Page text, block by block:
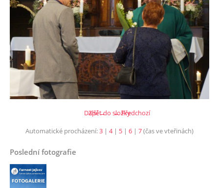
← Předchozí
Další →
Zpět do složky
Automatické procházení:3 | 4| 5 | 6 | 7(čas ve vteřinách)
Poslední fotografie